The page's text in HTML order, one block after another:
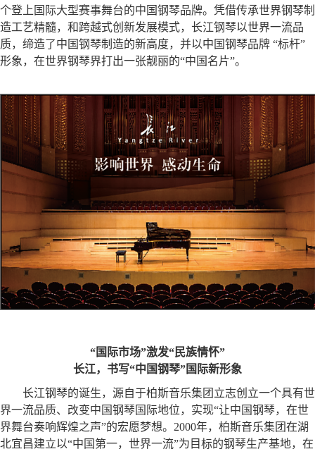
个登上国际大型赛事舞台的中国钢琴品牌。凭借传承世界钢琴制
造工艺精髓，和跨越式创新发展模式，长江钢琴以世界一流品
质，缔造了中国钢琴制造的新高度，并以中国钢琴品牌 “标杆”
形象，在世界钢琴界打出一张靓丽的“中国名片”。
“国际市场”激发“民族情怀”
长江，书写“中国钢琴”国际新形象
长江钢琴的诞生，源自于柏斯音乐集团立志创立一个具有世
界一流品质、改变中国钢琴国际地位，实现“让中国钢琴，在世
界舞台奏响辉煌之声”的宏愿梦想。2000年，柏斯音乐集团在湖
北宜昌建立以“中国第一，世界一流”为目标的钢琴生产基地，在